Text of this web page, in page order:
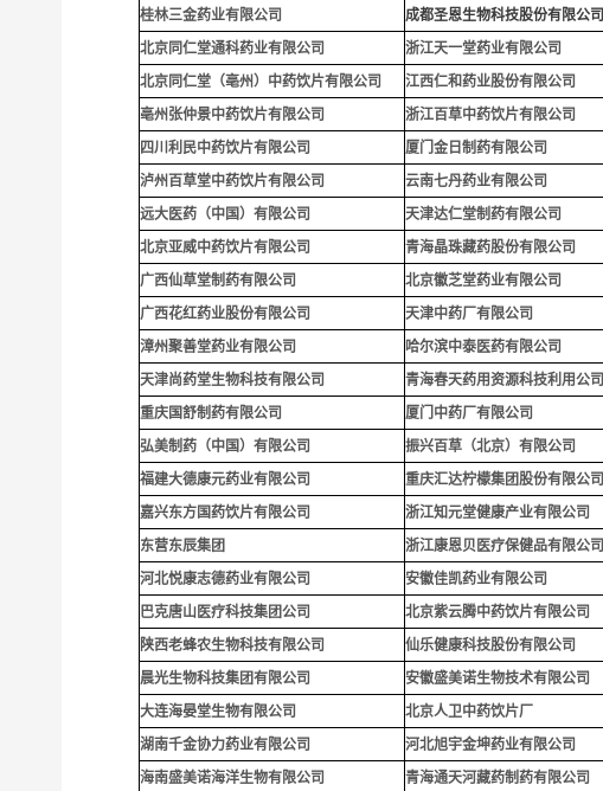
桂林三金药业有限公司
成都圣恩生物科技股份有限公司
北京同仁堂通科药业有限公司
浙江天一堂药业有限公司
北京同仁堂（亳州）中药饮片有限公司
江西仁和药业股份有限公司
亳州张仲景中药饮片有限公司
浙江百草中药饮片有限公司
四川利民中药饮片有限公司
厦门金日制药有限公司
泸州百草堂中药饮片有限公司
云南七丹药业有限公司
远大医药（中国）有限公司
天津达仁堂制药有限公司
北京亚威中药饮片有限公司
青海晶珠藏药股份有限公司
广西仙草堂制药有限公司
北京徽芝堂药业有限公司
广西花红药业股份有限公司
天津中药厂有限公司
漳州聚善堂药业有限公司
哈尔滨中泰医药有限公司
天津尚药堂生物科技有限公司
青海春天药用资源科技利用公司
重庆国舒制药有限公司
厦门中药厂有限公司
弘美制药（中国）有限公司
振兴百草（北京）有限公司
福建大德康元药业有限公司
重庆汇达柠檬集团股份有限公司
嘉兴东方国药饮片有限公司
浙江知元堂健康产业有限公司
东营东辰集团
浙江康恩贝医疗保健品有限公司
河北悦康志德药业有限公司
安徽佳凯药业有限公司
巴克唐山医疗科技集团公司
北京紫云腾中药饮片有限公司
陕西老蜂农生物科技有限公司
仙乐健康科技股份有限公司
晨光生物科技集团有限公司
安徽盛美诺生物技术有限公司
大连海晏堂生物有限公司
北京人卫中药饮片厂
湖南千金协力药业有限公司
河北旭宇金坤药业有限公司
海南盛美诺海洋生物有限公司
青海通天河藏药制药有限公司